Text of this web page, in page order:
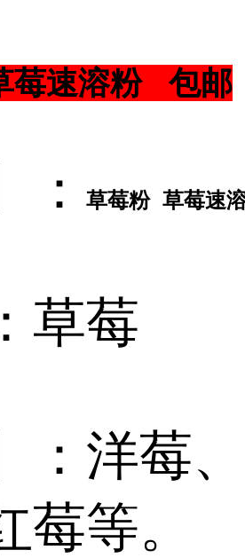
莓速溶粉 包邮
： 草莓粉 草莓速
草莓
：洋莓
等。